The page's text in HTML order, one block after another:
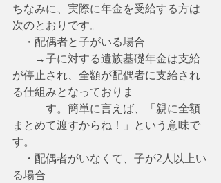
ちなみに、実際に年金を受給する方は
次のとおりです。
・配偶者と子がいる場合
→子に対する遺族基礎年金は支給
が停止され、全額が配偶者に支給され
る仕組みとなっておりま
す。簡単に言えば、「親に全額
まとめて渡すからね！」という意味で
す。
・配偶者がいなくて、子が2人以上い
る場合